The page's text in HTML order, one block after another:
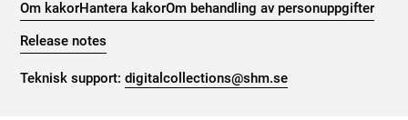
Om kakorHantera kakorOm behandling av personuppgifter
Release notes
Teknisk support:digitalcollections@shm.se